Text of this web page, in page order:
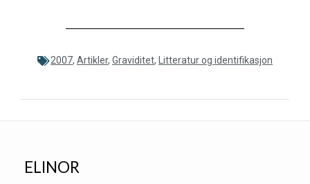
2007, Artikler, Graviditet, Litteratur og identifikasjon
ELINOR